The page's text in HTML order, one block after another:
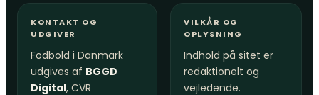
KONTAKT OG
UDGIVER
Fodbold i Danmark
udgives af BGGD
Digital, CVR
VILKÅR OG
OPLYSNING
Indhold på sitet er
redaktionelt og
vejledende.